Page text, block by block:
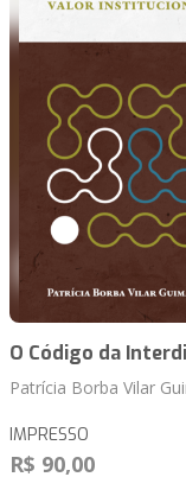
O Código da
Patrícia Borba Vilar
IMPRESSO
R$ 90,00